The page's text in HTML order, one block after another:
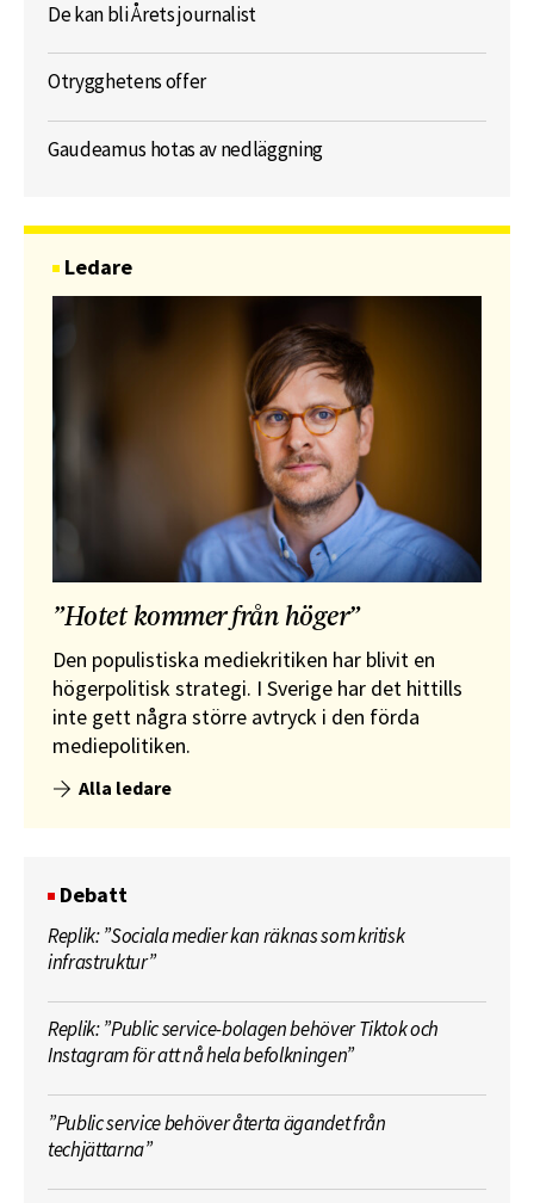
De kan bli Årets journalist
Otrygghetens offer
Gaudeamus hotas av nedläggning
Ledare
”Hotet kommer från höger”
Den populistiska mediekritiken har blivit en
högerpolitisk strategi. I Sverige har det hittills
inte gett några större avtryck i den förda
mediepolitiken.
Alla ledare
Debatt
Replik: ”Sociala medier kan räknas som kritisk
infrastruktur”
Replik: ”Public service-bolagen behöver Tiktok och
Instagram för att nå hela befolkningen”
”Public service behöver återta ägandet från
techjättarna”